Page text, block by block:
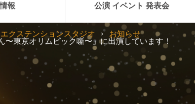
報 公演 イベント 発表会
クステンションスタジオ
お知らせ
東京オリムピック噺〜」に出演しています！